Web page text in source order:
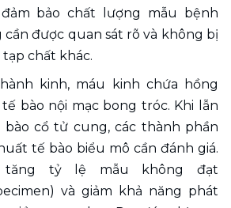
bảo chất lượng mẫu bệnh
được quan sát rõ và không bị
tạp chất khác.
kinh, máu kinh chứa hồng
bào nội mạc bong tróc. Khi lẫn
cổ tử cung, các thành phần
tế bào biểu mô cần đánh giá.
tỷ lệ mẫu không đạt
và giảm khả năng phát